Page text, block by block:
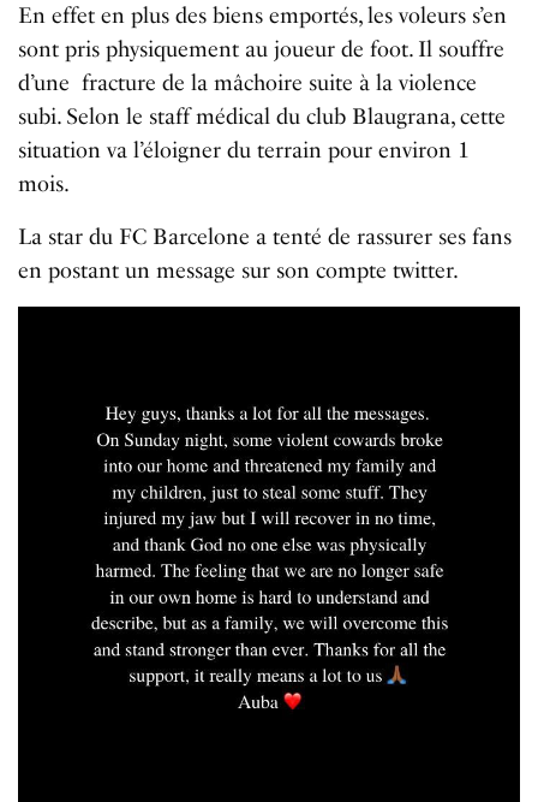
En effet en plusdes biens emportés, les voleurs s’en
sont pris physiquement au joueur de foot.Il souffre
d’unefracture de la mâchoire suite à la violence
subi. Selon le staff médical du club Blaugrana, cette
situation va l’éloigner du terrain pour environ 1
mois.
La star du FC Barcelone a tenté de rassurer ses fans
en postant un message sur son compte twitter.